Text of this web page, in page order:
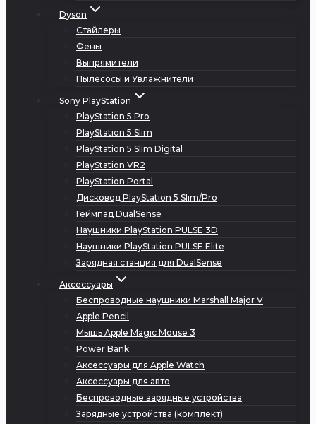
Dyson
Стайлеры
Фены
Выпрямители
Пылесосы и Увлажнители
Sony PlayStation
PlayStation 5 Pro
PlayStation 5 Slim
PlayStation 5 Slim Digital
PlayStation VR2
PlayStation Portal
Дисковод PlayStation 5 Slim/Pro
Геймпад DualSense
Наушники PlayStation PULSE 3D
Наушники PlayStation PULSE Elite
Зарядная станция для DualSense
Аксессуары
Беспроводные наушники Marshall Major V
Apple Pencil
Мышь Apple Magic Mouse 3
Power Bank
Аксессуары для Apple Watch
Аксессуары для авто
Беспроводные зарядные устройства
Зарядные устройства (комплект)